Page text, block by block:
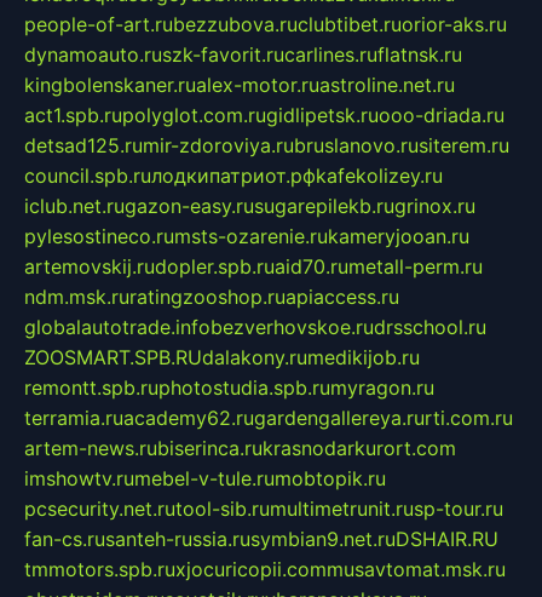
people-of-art.rubezzubova.ruclubtibet.ruorior-aks.ru
dynamoauto.ruszk-favorit.rucarlines.ruflatnsk.ru
kingbolenskaner.rualex-motor.ruastroline.net.ru
act1.spb.rupolyglot.com.rugidlipetsk.ruooo-driada.ru
detsad125.rumir-zdoroviya.rubruslanovo.rusiterem.ru
council.spb.ruлодкипатриот.рфkafekolizey.ru
iclub.net.rugazon-easy.rusugarepilekb.rugrinox.ru
pylesostineco.rumsts-ozarenie.rukameryjooan.ru
artemovskij.rudopler.spb.ruaid70.rumetall-perm.ru
ndm.msk.ruratingzooshop.ruapiaccess.ru
globalautotrade.infobezverhovskoe.rudrsschool.ru
ZOOSMART.SPB.RUdalakony.rumedikijob.ru
remontt.spb.ruphotostudia.spb.rumyragon.ru
terramia.ruacademy62.rugardengallereya.rurti.com.ru
artem-news.rubiserinca.rukrasnodarkurort.com
imshowtv.rumebel-v-tule.rumobtopik.ru
pcsecurity.net.rutool-sib.rumultimetrunit.rusp-tour.ru
fan-cs.rusanteh-russia.rusymbian9.net.ruDSHAIR.RU
tmmotors.spb.ruxjocuricopii.commusavtomat.msk.ru